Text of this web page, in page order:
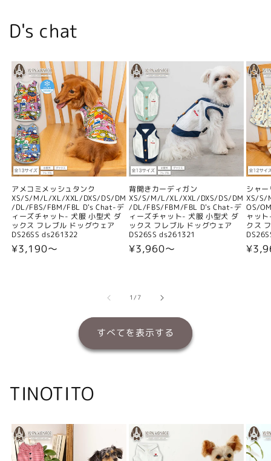
D's chat
アメコミメッシュタンク
XS/S/M/L/XL/XXL/DXS/DS/DM
/DL/FBS/FBM/FBL D's Chat-デ
ィーズチャット- 犬服 小型犬 ダ
ックス フレブル ドッグウェア
DS26SS ds261322
通
¥3,190〜
背開きカーディガン
XS/S/M/L/XL/XXL/DXS/DS/DM
/DL/FBS/FBM/FBL D's Chat-デ
ィーズチャット- 犬服 小型犬 ダ
ックス フレブル ドッグウェア
DS26SS ds261321
通
¥3,960〜
シャ
XS/
OS/
ャッ
クス
通
1/の
7
すべてを表示する
TINOTITO